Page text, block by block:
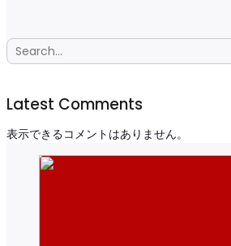
Latest Comments
表示できるコメントはありません。